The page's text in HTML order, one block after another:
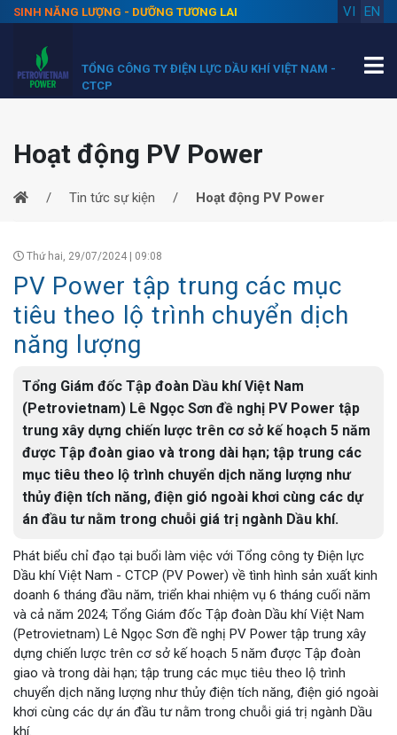
SINH NĂNG LƯỢNG - DƯỠNG TƯƠNG LAI EN
VI
TỔNG CÔNG TY ĐIỆN LỰC DẦU KHÍ VIỆT NAM -
CTCP
Hoạt động PV Power
Tin tức sự kiện Hoạt động PV Power
Thứ hai, 29/07/2024 | 09:08
PV Power tập trung các mục
tiêu theo lộ trình chuyển dịch
năng lượng
Tổng Giám đốc Tập đoàn Dầu khí Việt Nam
(Petrovietnam) Lê Ngọc Sơn đề nghị PV Power tập
trung xây dựng chiến lược trên cơ sở kế hoạch 5 năm
được Tập đoàn giao và trong dài hạn; tập trung các
mục tiêu theo lộ trình chuyển dịch năng lượng như
thủy điện tích năng, điện gió ngoài khơi cùng các dự
án đầu tư nằm trong chuỗi giá trị ngành Dầu khí.
Phát biểu chỉ đạo tại buổi làm việc với Tổng công ty Điện lực
Dầu khí Việt Nam - CTCP (PV Power) về tình hình sản xuất kinh
doanh 6 tháng đầu năm, triển khai nhiệm vụ 6 tháng cuối năm
và cả năm 2024; Tổng Giám đốc Tập đoàn Dầu khí Việt Nam
(Petrovietnam) Lê Ngọc Sơn đề nghị PV Power tập trung xây
dựng chiến lược trên cơ sở kế hoạch 5 năm được Tập đoàn
giao và trong dài hạn; tập trung các mục tiêu theo lộ trình
chuyển dịch năng lượng như thủy điện tích năng, điện gió ngoài
khơi cùng các dự án đầu tư nằm trong chuỗi giá trị ngành Dầu
khí.